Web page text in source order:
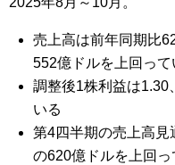
売上高は前年同期比
552億ドルを上回って
調整後1株利益は1.30
いる
第4四半期の売上高見
の620億ドルを上回っ